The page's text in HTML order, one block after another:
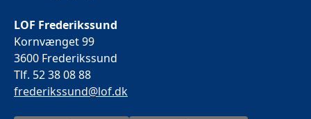
LOF Frederikssund
Kornvænget 99
3600 Frederikssund
Tlf. 52 38 08 88
frederikssund@lof.dk